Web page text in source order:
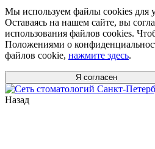
Мы используем файлы cookies для
Оставаясь на нашем сайте, вы
использования файлов cookies.
Положениями о
файлов cookie, нажмите здесь.
Я согласен
Назад